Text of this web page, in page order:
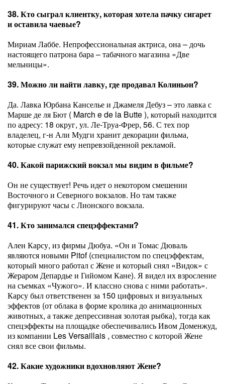
38. Кто сыграл клиентку, которая хотела пачку сигарет
и оставила чаевые?
Мириам Лаббе. Непрофессиональная актриса, она – дочь
настоящего патрона бара – табачного магазина «Две
мельницы».
39. Можно ли найти лавку, где продавал Колиньон?
Да. Лавка Юрбана Канселье и Джамеля Дебуз – это лавка с
Марше де ля Бют ( March e de la Butte ), который находится
по адресу: 18 округ, ул. Ле-Труа-Фрер, 56. С тех пор
владелец, г-н Али Мудги хранит декорации фильма,
которые служат ему непревзойденной рекламой.
40. Какой парижский вокзал мы видим в фильме?
Он не существует! Речь идет о некотором смешении
Восточного и Северного вокзалов. Но там также
фигурируют часы с Лионского вокзала.
41. Кто занимался спецэффектами?
Ален Карсу, из фирмы Дюбуа. «Он и Томас Дюваль
являются новыми Pitof (специалистом по спецэффектам,
который много работал с Жене и который снял «Видок» с
Жераром Депардье и Гийомом Кане). Я видел их взросление
на съемках «Чужого». И классно снова с ними работать».
Карсу был ответственен за 150 цифровых и визуальных
эффектов (от облака в форме кролика до анимационных
животных, а также депрессивная золотая рыбка), тогда как
спецэффекты на площадке обеспечивались Ивом Доменжуд,
из компании Les Versaillais , совместно с которой Жене
снял все свои фильмы.
42. Какие художники вдохновляют Жене?